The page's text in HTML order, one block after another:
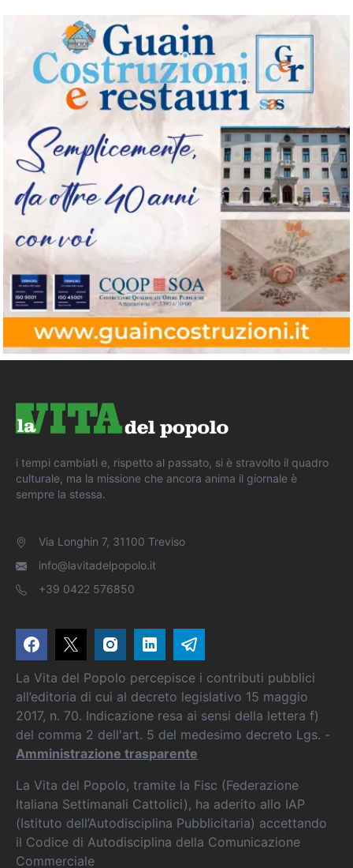
i tempi cambiati e, rispetto al passato, si è stravolto il quadro
culturale, ma la missione che ancora anima il giornale è
sempre la stessa.
Via Longhin 7, 31100 Treviso
info@lavitadelpopolo.it
+39 0422 576850
La Vita del Popolo percepisce i contributi pubblici
all’editoria di cui al decreto legislativo 15 maggio
2017, n. 70. Indicazione resa ai sensi della lettera f)
del comma 2 dell'art. 5 del medesimo decreto Lgs. -
Amministrazione trasparente
La Vita del Popolo, tramite la Fisc (Federazione
Italiana Settimanali Cattolici), ha aderito allo IAP
(Istituto dell’Autodisciplina Pubblicitaria) accettando
il Codice di Autodisciplina della Comunicazione
Commerciale